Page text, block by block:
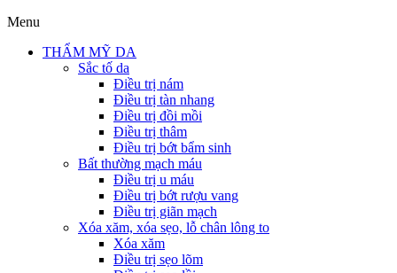
Menu
THẨM MỸ DA
Sắc tố da
Điều trị nám
Điều trị tàn nhang
Điều trị đồi mồi
Điều trị thâm
Điều trị bớt bẩm sinh
Bất thường mạch máu
Điều trị u máu
Điều trị bớt rượu vang
Điều trị giãn mạch
Xóa xăm, xóa sẹo, lỗ chân lông to
Xóa xăm
Điều trị sẹo lõm